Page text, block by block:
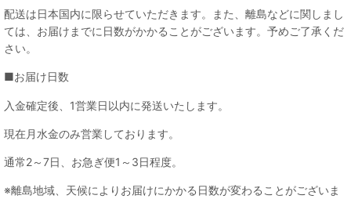
配送は日本国内に限らせていただきます。また、離島などに関しまし
ては、お届けまでに日数がかかることがございます。予めご了承くだ
さい。
■お届け日数
入金確定後、1営業日以内に発送いたします。
現在月水金のみ営業しております。
通常2～7日、お急ぎ便1～3日程度。
※離島地域、天候によりお届けにかかる日数が変わることがございま